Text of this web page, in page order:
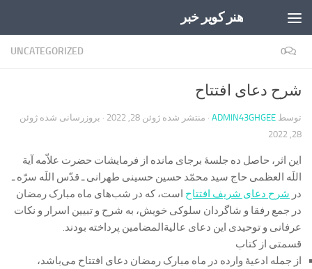
هنر کویر خبر
UNCATEGORIZED 0
شرح دعای افتتاح
توسط ADMIN43GHGEE · منتشر شده ژوئن 28, 2022 · بروزرسانی شده ژوئن
28, 2022
این اثر، حاصل ده جلسۀ برجای مانده از فرمایشات حضرت علاّمه آیة
اللَه العظمی حاج سید محمّد حسین حسینی طهرانی ـ قدّس اللَه سرّه ـ
در شرح دعای شریف افتتاح است، که در شب‌های ماه مبارک رمضان
در جمع رفقا و شاگردان سلوکی خویش، به شرح و تبیین اسرار و نکات
عرفانی و توحیدی این دعای عالیة‌المضامین پرداخته بودند.
قسمتی از کتاب
از جمله ادعیۀ وارده در ماه مبارک رمضان دعای افتتاح می‌باشد،